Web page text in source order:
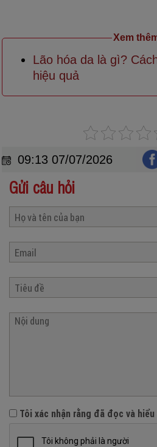
Xem
Lão hóa da là gì?
hiệu quả
09:13 07/07/2026
Gửi câu hỏi
Tôi xác nhận rằng đã đọc và hiểu